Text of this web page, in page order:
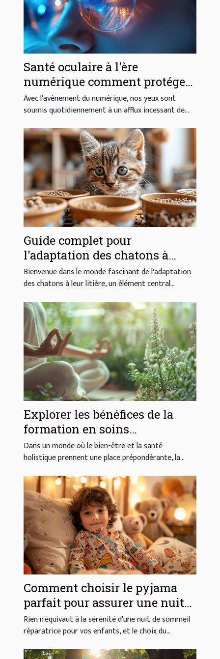
Santé oculaire à l'ère
numérique comment protéger
ses yeux des écrans
efficacement
Avec l'avènement du numérique, nos yeux sont
soumis quotidiennement à un afflux incessant de...
Guide complet pour
l'adaptation des chatons à
différentes litières
Bienvenue dans le monde fascinant de l'adaptation
des chatons à leur litière, un élément central...
Explorer les bénéfices de la
formation en soins
énergétiques en ligne
Dans un monde où le bien-être et la santé
holistique prennent une place prépondérante, la...
Comment choisir le pyjama
parfait pour assurer une nuit
paisible à vos enfants
Rien n'équivaut à la sérénité d'une nuit de sommeil
réparatrice pour vos enfants, et le choix du...